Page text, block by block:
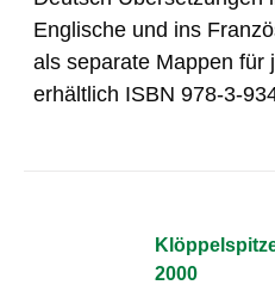
Englische und ins
als separate Mappen für
erhältlich ISBN 978-3-
2000